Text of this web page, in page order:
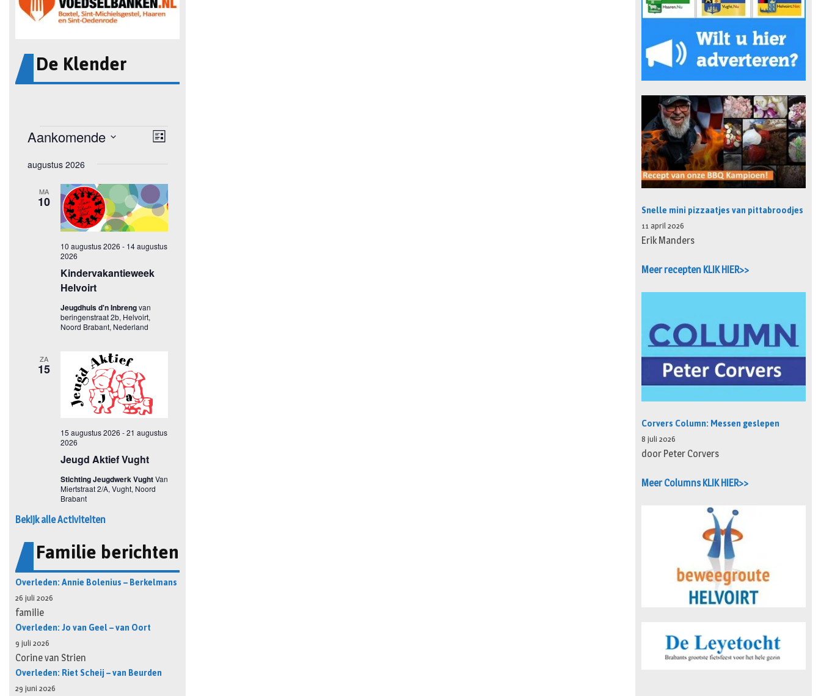
De Klender
Bekijk alle Activiteiten
Familie berichten
Overleden: Annie Bolenius – Berkelmans
26 juli 2026
familie
Overleden: Jo van Geel – van Oort
9 juli 2026
Corine van Strien
Overleden: Riet Scheij – van Beurden
29 juni 2026
Snelle mini pizzaatjes van pittabroodjes
11 april 2026
Erik Manders
Meer recepten KLIK HIER>>
Corvers Column: Messen geslepen
8 juli 2026
door Peter Corvers
Meer Columns KLIK HIER>>